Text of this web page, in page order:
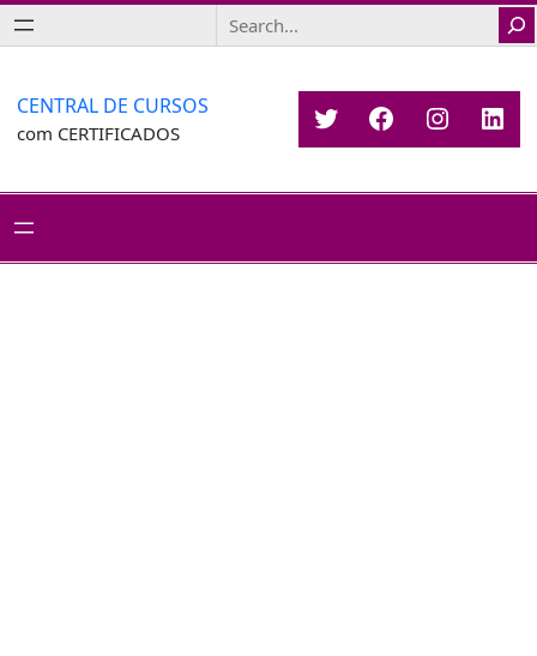
Saltar
para
conteúdo
Search
CENTRAL DE CURSOS
com CERTIFICADOS TwitterFacebook